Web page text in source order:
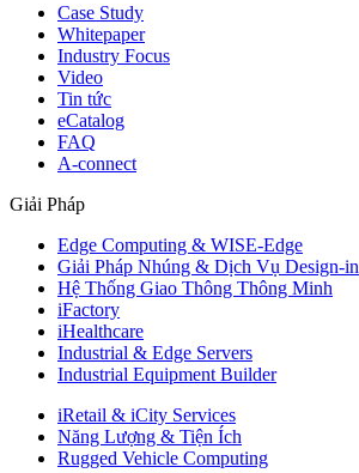
Case Study
Whitepaper
Industry Focus
Video
Tin tức
eCatalog
FAQ
A-connect
Giải Pháp
Edge Computing & WISE-Edge
Giải Pháp Nhúng & Dịch Vụ Design-in
Hệ Thống Giao Thông Thông Minh
iFactory
iHealthcare
Industrial & Edge Servers
Industrial Equipment Builder
iRetail & iCity Services
Năng Lượng & Tiện Ích
Rugged Vehicle Computing